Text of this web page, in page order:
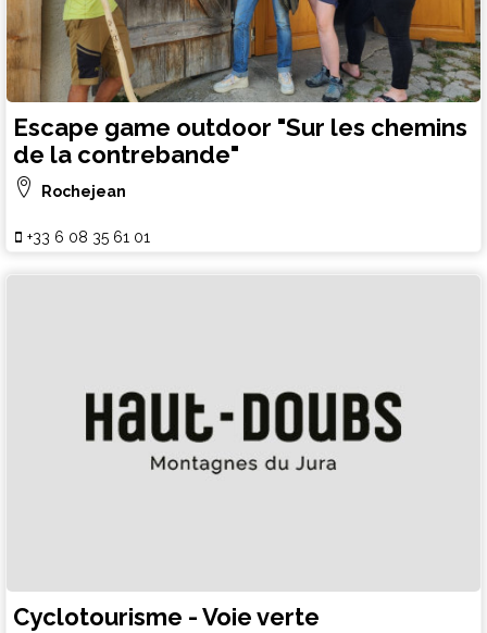
Escape game outdoor "Sur les chemins
de la contrebande"
Rochejean
+33 6 08 35 61 01
Cyclotourisme - Voie verte